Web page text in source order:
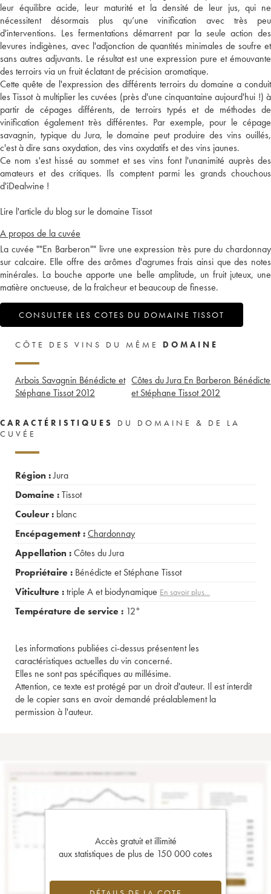
leur équilibre acide, leur maturité et la densité de leur jus, qui ne
nécessitent désormais plus qu’une vinification avec très peu
d'interventions. Les fermentations démarrent par la seule action des
levures indigènes, avec l'adjonction de quantités minimales de soufre et
sans autres adjuvants. Le résultat est une expression pure et émouvante
des terroirs via un fruit éclatant de précision aromatique.
Cette quête de l'expression des différents terroirs du domaine a conduit
les Tissot à multiplier les cuvées (près d'une cinquantaine aujourd'hui !) à
partir de cépages différents, de terroirs typés et de méthodes de
vinification également très différentes. Par exemple, pour le cépage
savagnin, typique du Jura, le domaine peut produire des vins ouillés,
c'est à dire sans oxydation, des vins oxydatifs et des vins jaunes.
Ce nom s'est hissé au sommet et ses vins font l'unanimité auprès des
amateurs et des critiques. Ils comptent parmi les grands chouchous
d'iDealwine !
Lire l'article du blog sur le domaine Tissot
A propos de la cuvée
La cuvée ""En Barberon"" livre une expression très pure du chardonnay
sur calcaire. Elle offre des arômes d'agrumes frais ainsi que des notes
minérales. La bouche apporte une belle amplitude, un fruit juteux, une
matière onctueuse, de la fraîcheur et beaucoup de finesse.
CONSULTER LES COTES DU DOMAINE TISSOT
CÔTE DES VINS DU MÊME DOMAINE
Arbois Savagnin Bénédicte et
Stéphane Tissot 2012
Côtes du Jura En Barberon Bénédicte
et Stéphane Tissot 2012
CARACTÉRISTIQUES
DU DOMAINE & DE LA
CUVÉE
Région :Jura
Domaine :Tissot
Couleur : blanc
Encépagement :Chardonnay
Appellation :Côtes du Jura
Propriétaire : Bénédicte et Stéphane Tissot
Viticulture :triple A et biodynamique En savoir plus...
Température de service : 12°
Les informations publiées ci-dessus présentent les
caractéristiques actuelles du vin concerné.
Elles ne sont pas spécifiques au millésime.
Attention, ce texte est protégé par un droit d'auteur. Il est interdit
de le copier sans en avoir demandé préalablement la
permission à l'auteur.
Accès gratuit et illimité
aux statistiques de plus de 150 000 cotes